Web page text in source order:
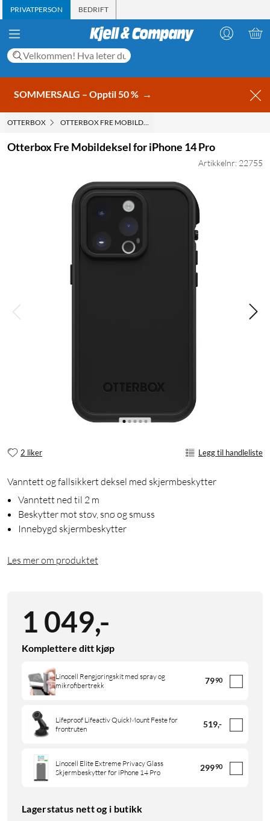
PRIVATPERSON BEDRIFT
SOMMERSALG – Opptil 50 % →
OTTERBOX OTTERBOX FRE MOBILDEKSEL FOR IPHONE 14 PRO
Otterbox Fre Mobildeksel for iPhone 14 Pro
Artikkelnr: 22755
2 liker Legg til handleliste
Vanntett og fallsikkert deksel med skjermbeskytter
Vanntett ned til 2 m
Beskytter mot støv, snø og smuss
Innebygd skjermbeskytter
Les mer om produktet
1 049,-
Komplettere ditt kjøp
Linocell Rengjøringskit med spray og
mikrofibertrekk
7990
Lifeproof Lifeactiv QuickMount Feste for
frontruten
519,-
Linocell Elite Extreme Privacy Glass
Skjermbeskytter for iPhone 14 Pro
29990
Lagerstatus nett og i butikk